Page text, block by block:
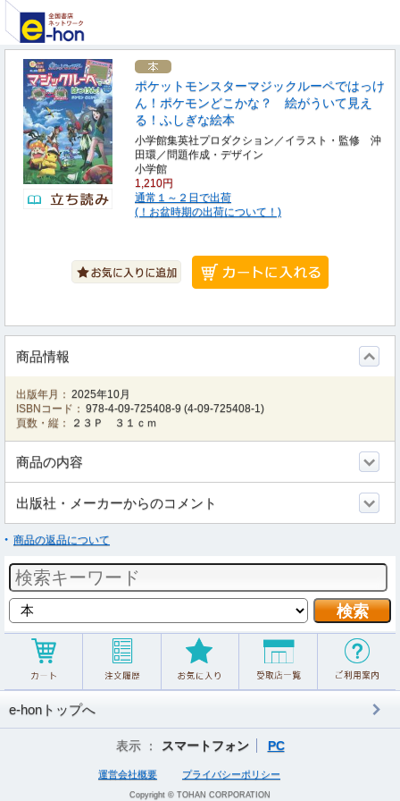
ポケットモンスターマジックルーペではっけ
ん！ポケモンどこかな？ 絵がういて見え
る！ふしぎな絵本
小学館集英社プロダクション／イラスト・監修 沖
田環／問題作成・デザイン
小学館
1,210円
通常１～２日で出荷
(！お盆時期の出荷について！)
商品情報
出版年月： 2025年10月
ISBNコード： 978-4-09-725408-9 (4-09-725408-1)
頁数・縦：
２３Ｐ ３１ｃｍ
商品の内容
出版社・メーカーからのコメント
商品の返品について
e-honトップへ
表示 ： スマートフォン PC
運営会社概要 プライバシーポリシー
Copyright © TOHAN CORPORATION